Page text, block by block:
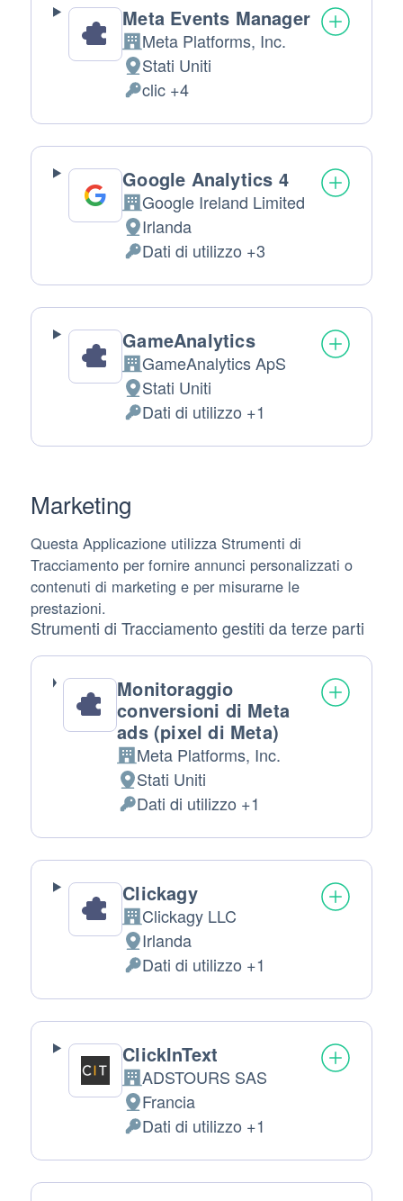
Meta Events Manager
Azienda:
Meta Platforms, Inc.
Luogo
del
trattamento:
Stati Uniti
Dati
Personali
trattati:
clic +4
Google Analytics 4
Azienda:
Google Ireland Limited
Luogo
del
trattamento:
Irlanda
Dati
Personali
trattati:
Dati di utilizzo +3
GameAnalytics
Azienda:
GameAnalytics ApS
Luogo
del
trattamento:
Stati Uniti
Dati
Personali
Dati di utilizzo +1
Marketing
Questa Applicazione utilizza Strumenti di
Tracciamento per fornire annunci personalizzati o
contenuti di marketing e per misurarne le
prestazioni.
Strumenti di Tracciamento gestiti da terze parti
Monitoraggio
conversioni di Meta
ads (pixel di Meta)
Azienda:
Meta Platforms, Inc.
Luogo
del
trattamento:
Stati Uniti
Dati
Personali
trattati:
Dati di utilizzo +1
Clickagy
Azienda:
Clickagy LLC
Luogo
del
trattamento:
Irlanda
Dati
Personali
trattati:
Dati di utilizzo +1
ClickInText
Azienda:
ADSTOURS SAS
Luogo
del
trattamento:
Francia
Dati
Personali
trattati:
Dati di utilizzo +1